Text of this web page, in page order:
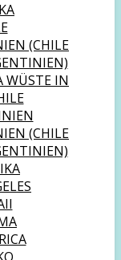
(CHILE
WÜSTE IN
(CHILE